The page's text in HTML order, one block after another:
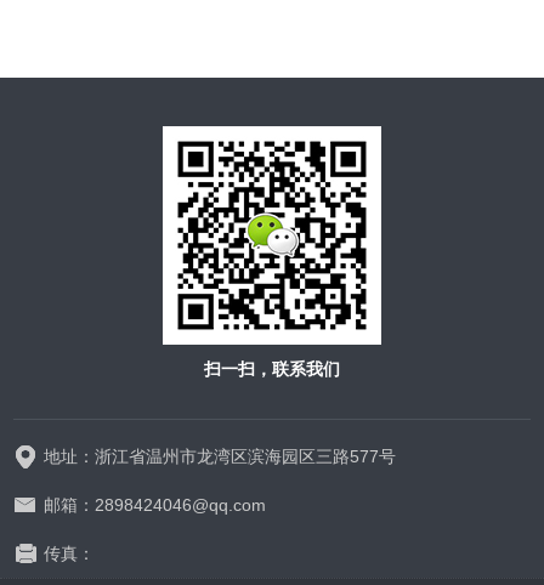
扫一扫，联系我们
地址：浙江省温州市龙湾区滨海园区三路577号
邮箱：2898424046@qq.com
传真：